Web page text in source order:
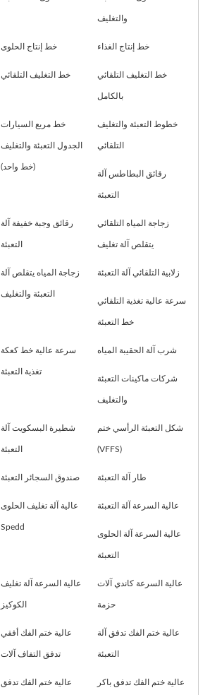
والتغليف
خط إنتاج الحلوى خط إنتاج الغذاء
خط التغليف التلقائي خط التغليف التلقائي
بالكامل
خط مربع السيارات
الجدول التعبئة والتغليف
(خط واحد)
خطوط التعبئة والتغليف
التلقائي
رقائق البطاطس آلة
التعبئة
رقائق وجبة خفيفة آلة
التعبئة
زجاجة المياه التلقائي
يتقلص آلة تغليف
زجاجة المياه يتقلص آلة
التعبئة والتغليف
زلابية التلقائي آلة التعبئة
سرعة عالية تغذية التلقائي
خط التعبئة
سرعة عالية خط كعكة
تغذية التعبئة
شرب آلة الحقيبة المياه
شركات ماكينات التعبئة
والتغليف
شطيرة البسكويت آلة
التعبئة
شكل التعبئة الرأسي ختم
(VFFS)
صندوق السجائر التعبئة طار آلة التعبئة
عالية آلة تغليف الحلوى
Spedd
عالية السرعة آلة التعبئة
عالية السرعة آلة الحلوى
التعبئة
عالية السرعة آلة تغليف
الكوكيز
عالية السرعة كاندي آلات
حزمة
عالية ختم الفك أفقي
تدفق التفاف آلات
عالية ختم الفك تدفق آلة
التعبئة
عالية ختم الفك تدفق عالية ختم الفك تدفق باكر